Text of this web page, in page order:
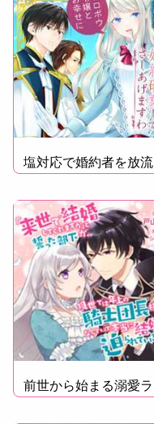
塩対応で婚約者を放流
前世から始まる溺愛ラ
ブコメ